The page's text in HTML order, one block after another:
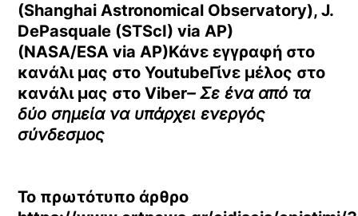
(Shanghai Astronomical Observatory), J.
DePasquale (STScI) via AP)
(NASA/ESA via AP)Κάνε εγγραφή στο
κανάλι μας στοYoutubeΓίνε μέλος στο
κανάλι μας στοViber– Σε ένα από τα
δύο σημεία να υπάρχει ενεργός
σύνδεσμος
Το πρωτότυπο άρθρο